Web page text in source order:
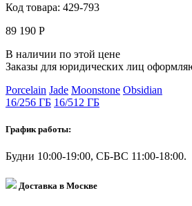
Код товара: 429-793
89 190 Р
В наличии по этой цене
Заказы для юридических лиц
Porcelain Jade Moonstone Obsidian
16/256 ГБ 16/512 ГБ
График работы:
Будни 10:00-19:00, СБ-ВС 11:00-18:00.
Доставка в Москве